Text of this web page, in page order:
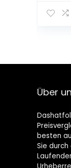
| Ein
Über
besten
Sie